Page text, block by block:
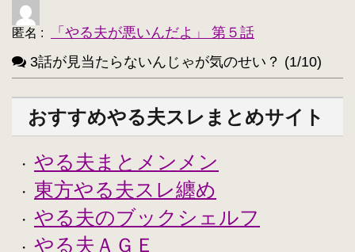
匿名 :
「やる夫が悪いんだよ」 第５話
3話が見当たらないんじゃが気のせい？ (1/10)
おすすめやる夫スレまとめサイト
・ やる夫まとメンメン
・ 東方やる夫スレ纏め
・ やる夫のブックシェルフ
・ やる夫ＡＧＥ